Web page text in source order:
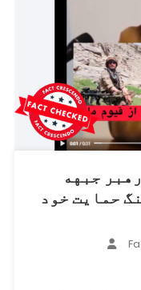
جبهه
حمایت خود